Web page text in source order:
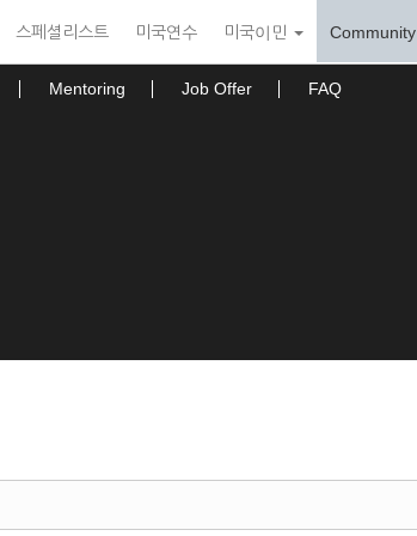
스페셜리스트 미국연수 미국이민 Community
Mentoring Job Offer FAQ